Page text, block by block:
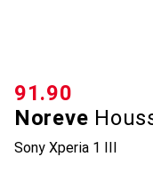
Noreve
Sony Xperia 1 III
CHF
91.90